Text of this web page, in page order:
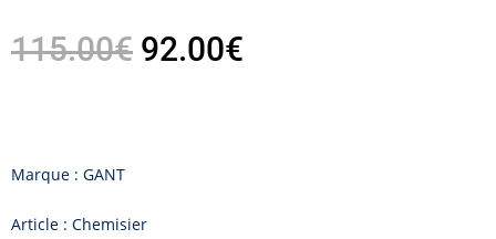
115.00€ 92.00€
Marque : GANT
Article : Chemisier